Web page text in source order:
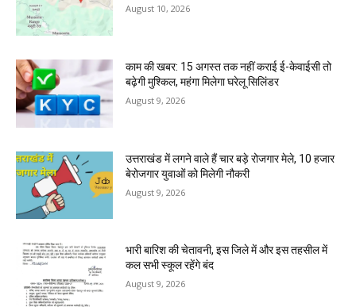
August 10, 2026
काम की खबर: 15 अगस्त तक नहीं कराई ई-केवाईसी तो
बढ़ेगी मुश्किल, महंगा मिलेगा घरेलू सिलिंडर
August 9, 2026
उत्तराखंड में लगने वाले हैं चार बड़े रोजगार मेले, 10 हजार
बेरोजगार युवाओं को मिलेगी नौकरी
August 9, 2026
भारी बारिश की चेतावनी, इस जिले में और इस तहसील में
कल सभी स्कूल रहेंगे बंद
August 9, 2026